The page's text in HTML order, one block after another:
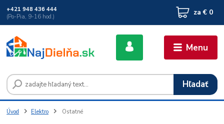
Menu
Hľadať
+421 948 436 444
(Po-Pia, 9-16 hod.)
za € 0
Úvod Elektro Ostatné